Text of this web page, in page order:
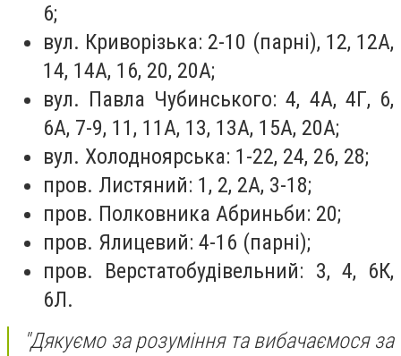
6;
вул. Криворізька: 2-10 (парні), 12, 12А,
14, 14А, 16, 20, 20А;
вул. Павла Чубинського: 4, 4А, 4Г, 6,
6А, 7-9, 11, 11А, 13, 13А, 15А, 20А;
вул. Холодноярська: 1-22, 24, 26, 28;
пров. Листяний: 1, 2, 2А, 3-18;
пров. Полковника Абриньби: 20;
пров. Ялицевий: 4-16 (парні);
пров. Верстатобудівельний: 3, 4, 6К,
6Л.
"Дякуємо за розуміння та вибачаємося за